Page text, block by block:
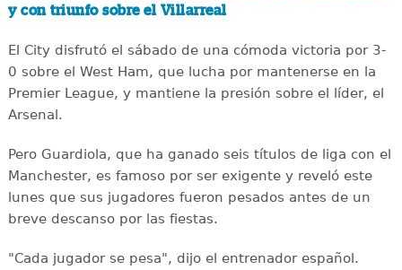
y con triunfo sobre el Villarreal
El City disfrutó el sábado de una cómoda victoria por 3-
0 sobre el West Ham, que lucha por mantenerse en la
Premier League, y mantiene la presión sobre el líder, el
Arsenal.
Pero Guardiola, que ha ganado seis títulos de liga con el
Manchester, es famoso por ser exigente y reveló este
lunes que sus jugadores fueron pesados antes de un
breve descanso por las fiestas.
"Cada jugador se pesa", dijo el entrenador español.